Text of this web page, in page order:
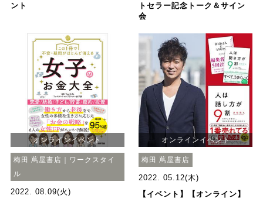
ント
トセラー記念トーク＆サイン
会
オンラインイベント
梅田 蔦屋書店｜ワークスタイ
ル
2022. 08.09(火)
オンラインイベント
梅田 蔦屋書店
2022. 05.12(木)
【イベント】【オンライン】